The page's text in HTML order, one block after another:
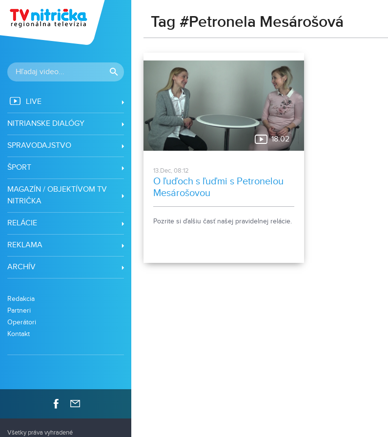
LIVE
NITRIANSKE DIALÓGY
SPRAVODAJSTVO
ŠPORT
MAGAZÍN / OBJEKTÍVOM TV
NITRIČKA
RELÁCIE
REKLAMA
ARCHÍV
Redakcia
Partneri
Operátori
Kontakt
Všetky práva vyhradené
Tag #Petronela Mesárošová
18:02
13.Dec, 08:12
O ľuďoch s ľuďmi s Petronelou
Mesárošovou
Pozrite si ďalšiu časť našej pravidelnej relácie.